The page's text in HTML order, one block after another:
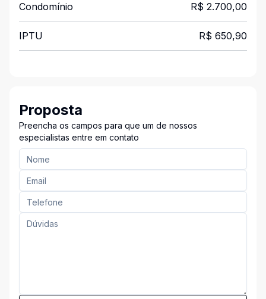
Condomínio R$ 2.700,00
IPTU R$ 650,90
Proposta
Preencha os campos para que um de nossos
especialistas entre em contato